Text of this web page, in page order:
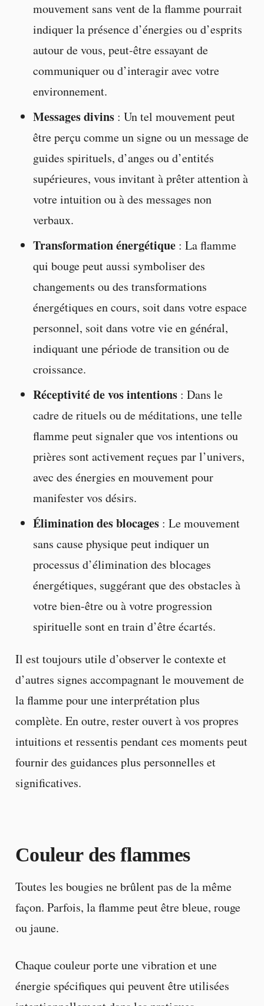
mouvement sans vent de la flamme pourrait
indiquer la présence d’énergies ou d’esprits
autour de vous, peut-être essayant de
communiquer ou d’interagir avec votre
environnement.
Messages divins: Un tel mouvement peut
être perçu comme un signe ou un message de
guides spirituels, d’anges ou d’entités
supérieures, vous invitant à prêter attention à
votre intuition ou à des messages non
verbaux.
Transformation énergétique: La flamme
qui bouge peut aussi symboliser des
changements ou des transformations
énergétiques en cours, soit dans votre espace
personnel, soit dans votre vie en général,
indiquant une période de transition ou de
croissance.
Réceptivité de vos intentions: Dans le
cadre de rituels ou de méditations, une telle
flamme peut signaler que vos intentions ou
prières sont activement reçues par l’univers,
avec des énergies en mouvement pour
manifester vos désirs.
Élimination des blocages: Le mouvement
sans cause physique peut indiquer un
processus d’élimination des blocages
énergétiques, suggérant que des obstacles à
votre bien-être ou à votre progression
spirituelle sont en train d’être écartés.
Il est toujours utile d’observer le contexte et
d’autres signes accompagnant le mouvement de
la flamme pour une interprétation plus
complète. En outre, rester ouvert à vos propres
intuitions et ressentis pendant ces moments peut
fournir des guidances plus personnelles et
significatives.
Couleur des flammes
Toutes les bougies ne brûlent pas de la même
façon. Parfois, la flamme peut être bleue, rouge
ou jaune.
Chaque couleur porte une vibration et une
énergie spécifiques qui peuvent être utilisées